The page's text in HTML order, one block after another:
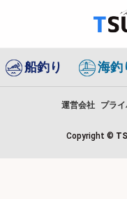
船釣り 海釣
運営会社 プラ
Copyright ©